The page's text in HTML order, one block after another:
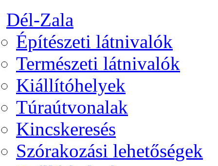
Dél-Zala
Építészeti látnivalók
Természeti látnivalók
Kiállítóhelyek
Túraútvonalak
Kincskeresés
Szórakozási lehetőségek